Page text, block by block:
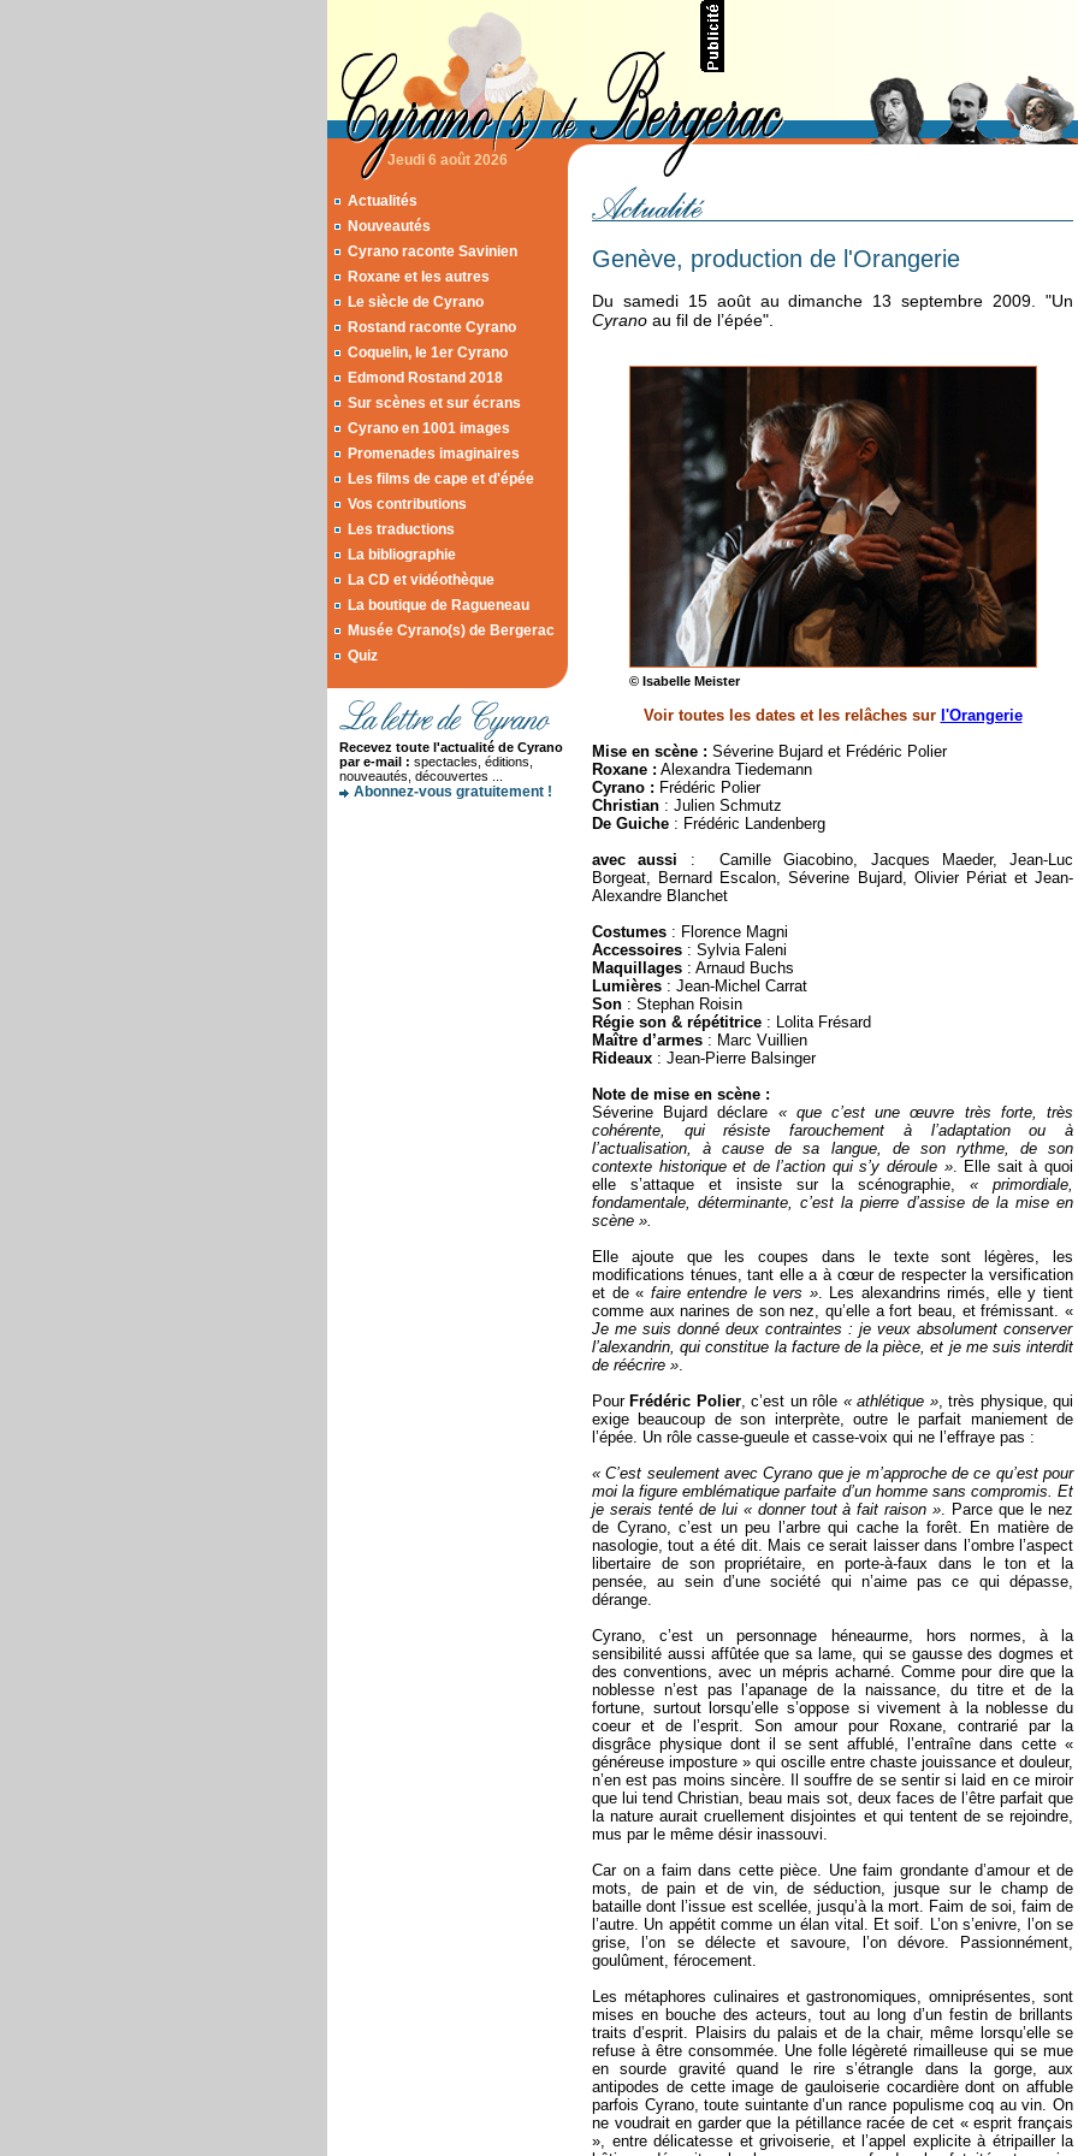
Jeudi 6 août 2026
Actualités
Nouveautés
Cyrano raconte Savinien
Roxane et les autres
Le siècle de Cyrano
Rostand raconte Cyrano
Coquelin, le 1er Cyrano
Edmond Rostand 2018
Sur scènes et sur écrans
Cyrano en 1001 images
Promenades imaginaires
Les films de cape et d'épée
Vos contributions
Les traductions
La bibliographie
La CD et vidéothèque
La boutique de Ragueneau
Musée Cyrano(s) de Bergerac
Quiz
Recevez toute l'actualité de Cyrano
par e-mail : spectacles, éditions,
nouveautés, découvertes ...
Abonnez-vous gratuitement !
Genève, production de l'Orangerie
Du samedi 15 août au dimanche 13 septembre 2009. "Un
Cyrano au fil de l’épée".
© Isabelle Meister
Voir toutes les dates etles relâches sur l'Orangerie
Mise en scène : Séverine Bujard et Frédéric Polier
Roxane : Alexandra Tiedemann
Cyrano : Frédéric Polier
Christian : Julien Schmutz
De Guiche : Frédéric Landenberg
avec aussi : Camille Giacobino, Jacques Maeder, Jean-Luc
Borgeat, Bernard Escalon, Séverine Bujard, Olivier Périat et Jean-
Alexandre Blanchet
Costumes : Florence Magni
Accessoires : Sylvia Faleni
Maquillages : Arnaud Buchs
Lumières : Jean-Michel Carrat
Son : Stephan Roisin
Régie son & répétitrice : Lolita Frésard
Maître d’armes : Marc Vuillien
Rideaux : Jean-Pierre Balsinger
Note de mise en scène :
Séverine Bujard déclare « que c’est une œuvre très forte, très
cohérente, qui résiste farouchement à l’adaptation ou à
l’actualisation, à cause de sa langue, de son rythme, de son
contexte historique et de l’action qui s’y déroule ». Elle sait à quoi
elle s’attaque et insiste sur la scénographie, « primordiale,
fondamentale, déterminante, c’est la pierre d’assise de la mise en
scène ».
Elle ajoute que les coupes dans le texte sont légères, les
modifications ténues, tant elle a à cœur de respecter la versification
et de « faire entendre le vers ». Les alexandrins rimés, elle y tient
comme aux narines de son nez, qu’elle a fort beau, et frémissant. «
Je me suis donné deux contraintes : je veux absolument conserver
l’alexandrin, qui constitue la facture de la pièce, et je me suis interdit
de réécrire ».
Pour Frédéric Polier, c’est un rôle « athlétique », très physique, qui
exige beaucoup de son interprète, outre le parfait maniement de
l’épée. Un rôle casse-gueule et casse-voix qui ne l’effraye pas :
« C’est seulement avec Cyrano que je m’approche de ce qu’est pour
moi la figure emblématique parfaite d’un homme sans compromis. Et
je serais tenté de lui « donner tout à fait raison ». Parce que le nez
de Cyrano, c’est un peu l’arbre qui cache la forêt. En matière de
nasologie, tout a été dit. Mais ce serait laisser dans l’ombre l’aspect
libertaire de son propriétaire, en porte-à-faux dans le ton et la
pensée, au sein d’une société qui n’aime pas ce qui dépasse,
dérange.
Cyrano, c’est un personnage héneaurme, hors normes, à la
sensibilité aussi affûtée que sa lame, qui se gausse des dogmes et
des conventions, avec un mépris acharné. Comme pour dire que la
noblesse n’est pas l’apanage de la naissance, du titre et de la
fortune, surtout lorsqu’elle s’oppose si vivement à la noblesse du
coeur et de l’esprit. Son amour pour Roxane, contrarié par la
disgrâce physique dont il se sent affublé, l’entraîne dans cette «
généreuse imposture » qui oscille entre chaste jouissance et douleur,
n’en est pas moins sincère. Il souffre de se sentir si laid en ce miroir
que lui tend Christian, beau mais sot, deux faces de l’être parfait que
la nature aurait cruellement disjointes et qui tentent de se rejoindre,
mus par le même désir inassouvi.
Car on a faim dans cette pièce. Une faim grondante d’amour et de
mots, de pain et de vin, de séduction, jusque sur le champ de
bataille dont l’issue est scellée, jusqu’à la mort. Faim de soi, faim de
l’autre. Un appétit comme un élan vital. Et soif. L’on s’enivre, l’on se
grise, l’on se délecte et savoure, l’on dévore. Passionnément,
goulûment, férocement.
Les métaphores culinaires et gastronomiques, omniprésentes, sont
mises en bouche des acteurs, tout au long d’un festin de brillants
traits d’esprit. Plaisirs du palais et de la chair, même lorsqu’elle se
refuse à être consommée. Une folle légèreté rimailleuse qui se mue
en sourde gravité quand le rire s’étrangle dans la gorge, aux
antipodes de cette image de gauloiserie cocardière dont on affuble
parfois Cyrano, toute suintante d’un rance populisme coq au vin. On
ne voudrait en garder que la pétillance racée de cet « esprit français
», entre délicatesse et grivoiserie, et l’appel explicite à étripailler la